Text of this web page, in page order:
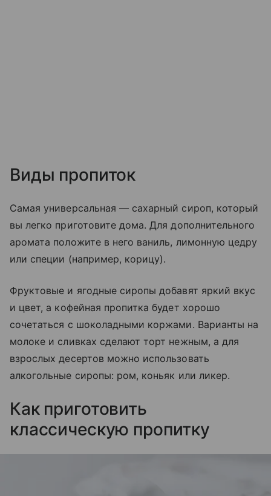
Виды пропиток
Самая универсальная — сахарный сироп, который
вы легко приготовите дома. Для дополнительного
аромата положите в него ваниль, лимонную цедру
или специи (например, корицу).
Фруктовые и ягодные сиропы добавят яркий вкус
и цвет, а кофейная пропитка будет хорошо
сочетаться с шоколадными коржами. Варианты на
молоке и сливках сделают торт нежным, а для
взрослых десертов можно использовать
алкогольные сиропы: ром, коньяк или ликер.
Как приготовить
классическую пропитку